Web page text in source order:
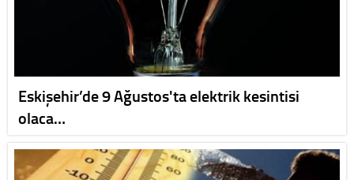
Eskişehir’de 9 Ağustos'ta elektrik kesintisi
olaca…